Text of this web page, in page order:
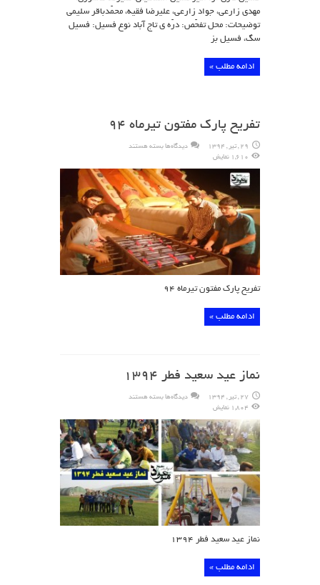
مهدی زارعی، جواد زارعی، علیرضا فقیه، محمّدباقر سلیمی
توضیحات: محل تفحّص: درّه ی تاج آباد نوع فسیل: فسیل
سگ، فسیل بز
ادامه مطلب »
تفریح پارک مفتون تیرماه ۹۴
29 , تیر , 1394 دیدگاه‌ها برای
تیرماه
۹۴
بسته هستند
1,610 نمایش
تفریح پارک مفتون تیرماه ۹۴
ادامه مطلب »
نماز عید سعید فطر ۱۳۹۴
27 , تیر , 1394 دیدگاه‌ها برای
فطر
۱۳۹۴
بسته هستند
1,804 نمایش
نماز عید سعید فطر ۱۳۹۴
ادامه مطلب »